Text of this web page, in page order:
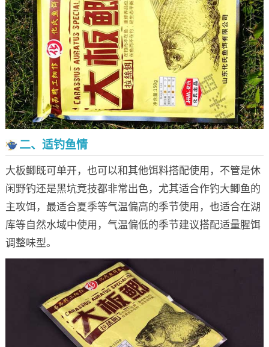
二、适钓鱼情
大板鲫既可单开，也可以和其他饵料搭配使用，不管是休
闲野钓还是黑坑竞技都非常出色，尤其适合作钓大鲫鱼的
主攻饵，最适合夏季等气温偏高的季节使用，也适合在湖
库等自然水域中使用，气温偏低的季节建议搭配适量腥饵
调整味型。